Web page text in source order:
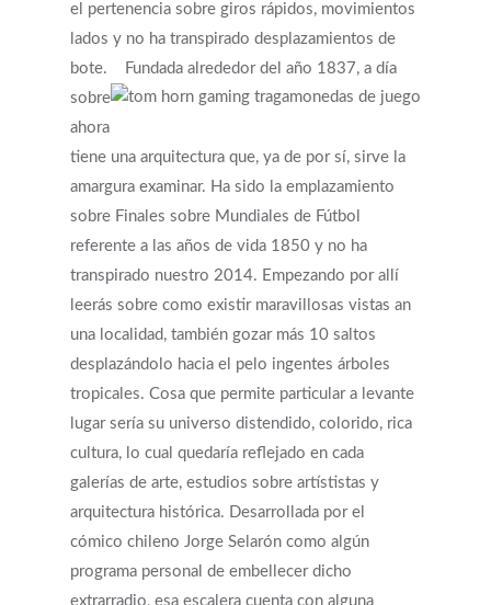
el pertenencia sobre giros rápidos, movimientos
lados y no ha transpirado desplazamientos de
bote.
Fundada alrededor del año 1837, a día
sobre
ahora
tiene una arquitectura que, ya de por sí, sirve la
amargura examinar. Ha sido la emplazamiento
sobre Finales sobre Mundiales de Fútbol
referente a las años de vida 1850 y no ha
transpirado nuestro 2014. Empezando por allí
leerás sobre como existir maravillosas vistas an
una localidad, también gozar más 10 saltos
desplazándolo hacia el pelo ingentes árboles
tropicales. Cosa que permite particular a levante
lugar serí­a su universo distendido, colorido, rica
cultura, lo cual quedaría reflejado en cada
galerías de arte, estudios sobre artístistas y
arquitectura histórica. Desarrollada por el
cómico chileno Jorge Selarón como algún
programa personal de embellecer dicho
extrarradio, esa escalera cuenta con alguna